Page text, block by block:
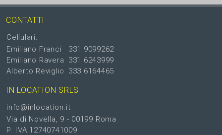
CONTATTI
Cellulari:
Emiliano Franci
Emiliano Ravera
Alberto Reviglio
331 9099262
331 6243999
333 6164465
IN LOCATION SRLS
info@inlocation.it
Via di Novella, 9 - 00199 Roma
P. IVA 12740741009